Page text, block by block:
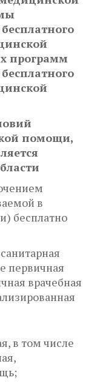
программ
помощи,
в
бесплатно
первичная
врачебная
в том числе